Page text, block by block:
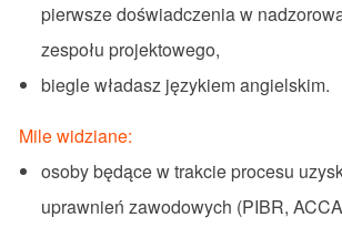
pierwsze doświadczenia w
zespołu projektowego,
biegle władasz językiem angielskim.
Mile widziane:
osoby będące w trakcie procesu
uprawnień zawodowych (PIBR,